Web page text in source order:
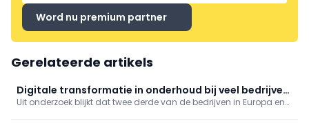
Word nu premium partner
Gerelateerde artikels
Digitale transformatie in onderhoud bij veel bedrijven
nog in beginfase
Uit onderzoek blijkt dat twee derde van de bedrijven in Europa en